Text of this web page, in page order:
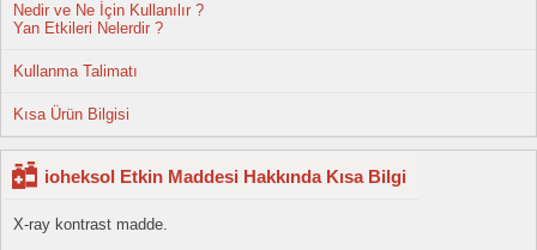
Nedir ve Ne İçin Kullanılır ?
Yan Etkileri Nelerdir ?
Kullanma Talimatı
Kısa Ürün Bilgisi
ioheksol Etkin Maddesi Hakkında Kısa Bilgi
X-ray kontrast madde.